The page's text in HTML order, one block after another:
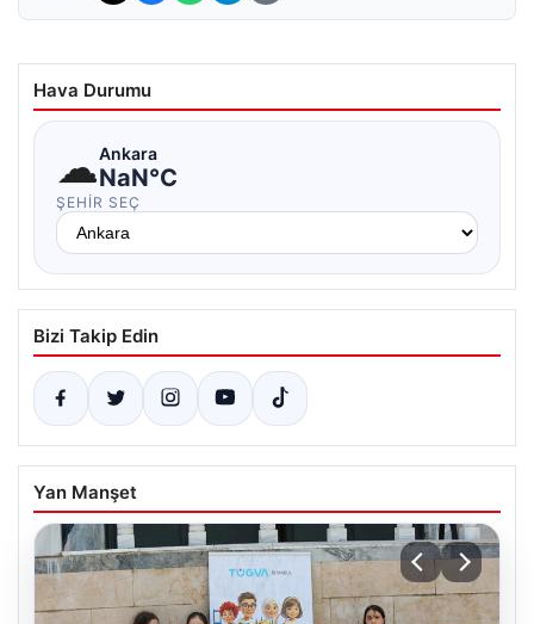
Hava Durumu
☁Ankara
NaN°C
ŞEHIR SEÇ
Bizi Takip Edin
Yan Manşet